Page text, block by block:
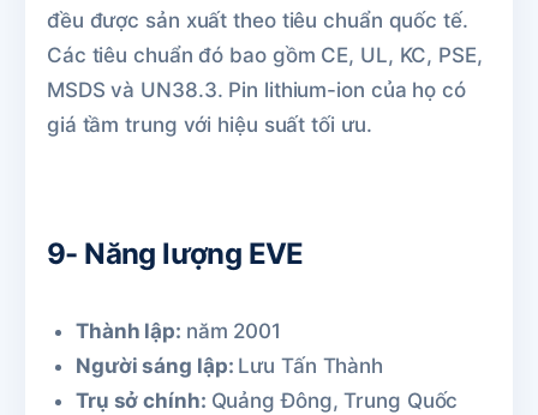
đều được sản xuất theo tiêu chuẩn quốc tế.
Các tiêu chuẩn đó bao gồm CE, UL, KC, PSE,
MSDS và UN38.3. Pin lithium-ion của họ có
giá tầm trung với hiệu suất tối ưu.
9- Năng lượng EVE
Thành lập: năm 2001
Người sáng lập: Lưu Tấn Thành
Trụ sở chính: Quảng Đông, Trung Quốc